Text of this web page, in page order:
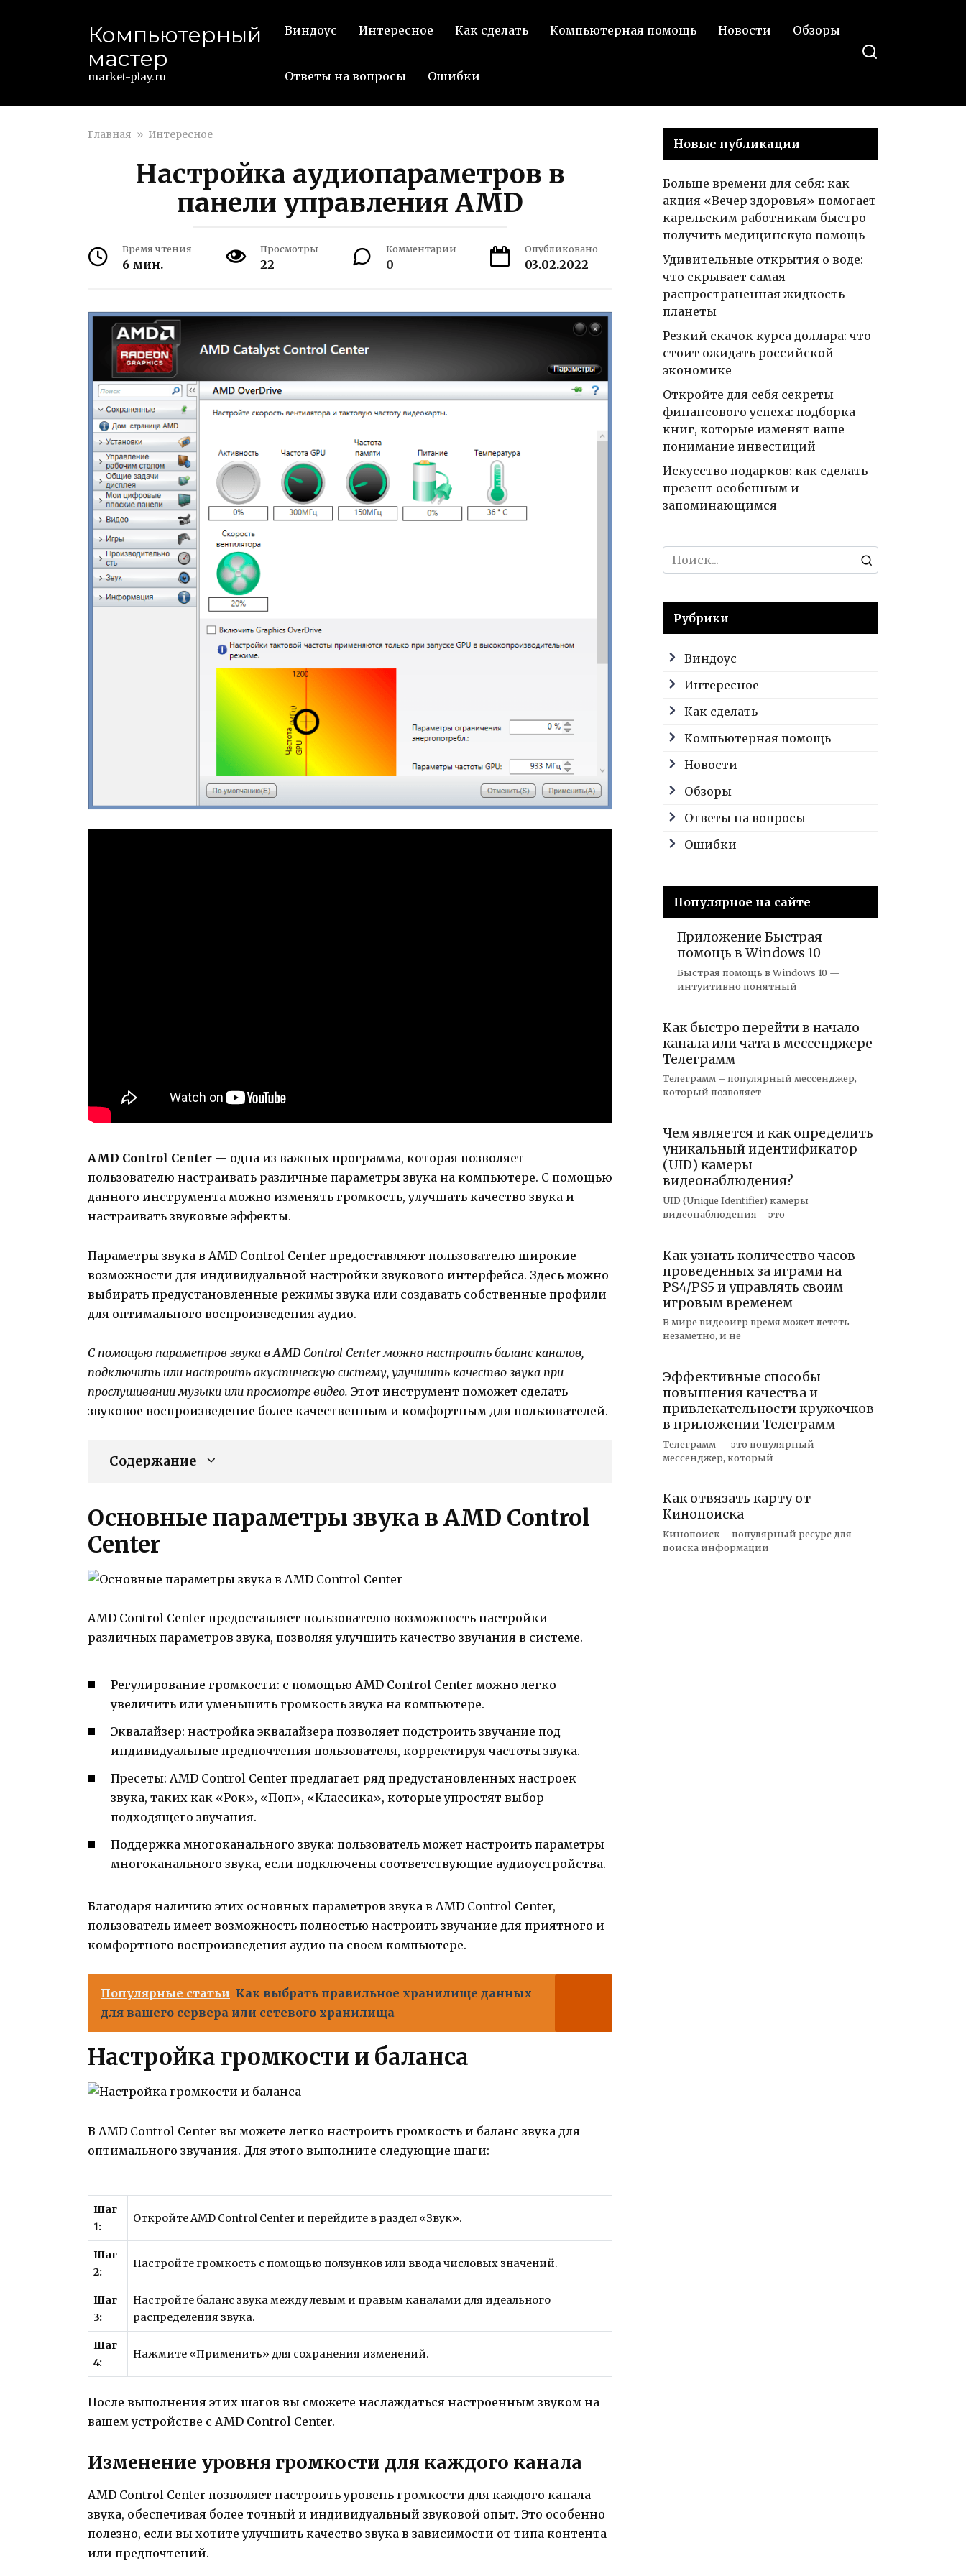
Компьютерный
мастер
market-play.ru
Виндоус Интересное Как сделать Компьютерная помощь Новости Обзоры
Ответы на вопросы Ошибки
Главная » Интересное
Настройка аудиопараметров в
панели управления AMD
Время чтения
6 мин.
Просмотры
22
Комментарии
0
Опубликовано
03.02.2022
AMD Control Center — одна из важных программа, которая позволяет
пользователю настраивать различные параметры звука на компьютере. С помощью
данного инструмента можно изменять громкость, улучшать качество звука и
настраивать звуковые эффекты.
Параметры звука в AMD Control Center предоставляют пользователю широкие
возможности для индивидуальной настройки звукового интерфейса. Здесь можно
выбирать предустановленные режимы звука или создавать собственные профили
для оптимального воспроизведения аудио.
С помощью параметров звука в AMD Control Center можно настроить баланс каналов,
подключить или настроить акустическую систему, улучшить качество звука при
прослушивании музыки или просмотре видео. Этот инструмент поможет сделать
звуковое воспроизведение более качественным и комфортным для пользователей.
Содержание
Основные параметры звука в AMD Control
Center
AMD Control Center предоставляет пользователю возможность настройки
различных параметров звука, позволяя улучшить качество звучания в системе.
Регулирование громкости: с помощью AMD Control Center можно легко
увеличить или уменьшить громкость звука на компьютере.
Эквалайзер: настройка эквалайзера позволяет подстроить звучание под
индивидуальные предпочтения пользователя, корректируя частоты звука.
Пресеты: AMD Control Center предлагает ряд предустановленных настроек
звука, таких как «Рок», «Поп», «Классика», которые упростят выбор
подходящего звучания.
Поддержка многоканального звука: пользователь может настроить параметры
многоканального звука, если подключены соответствующие аудиоустройства.
Благодаря наличию этих основных параметров звука в AMD Control Center,
пользователь имеет возможность полностью настроить звучание для приятного и
комфортного воспроизведения аудио на своем компьютере.
Популярные статьи Как выбрать правильное хранилище данных
для вашего сервера или сетевого хранилища
Настройка громкости и баланса
В AMD Control Center вы можете легко настроить громкость и баланс звука для
оптимального звучания. Для этого выполните следующие шаги:
Шаг
1:
Откройте AMD Control Center и перейдите в раздел «Звук».
Шаг
2:
Настройте громкость с помощью ползунков или ввода числовых значений.
Шаг
3:
Настройте баланс звука между левым и правым каналами для идеального
распределения звука.
Шаг
4:
Нажмите «Применить» для сохранения изменений.
После выполнения этих шагов вы сможете наслаждаться настроенным звуком на
вашем устройстве с AMD Control Center.
Изменение уровня громкости для каждого канала
AMD Control Center позволяет настроить уровень громкости для каждого канала
звука, обеспечивая более точный и индивидуальный звуковой опыт. Это особенно
полезно, если вы хотите улучшить качество звука в зависимости от типа контента
или предпочтений.
Новые публикации
Больше времени для себя: как
акция «Вечер здоровья» помогает
карельским работникам быстро
получить медицинскую помощь
Удивительные открытия о воде:
что скрывает самая
распространенная жидкость
планеты
Резкий скачок курса доллара: что
стоит ожидать российской
экономике
Откройте для себя секреты
финансового успеха: подборка
книг, которые изменят ваше
понимание инвестиций
Искусство подарков: как сделать
презент особенным и
запоминающимся
Search
for:
Рубрики
Виндоус
Интересное
Как сделать
Компьютерная помощь
Новости
Обзоры
Ответы на вопросы
Ошибки
Популярное на сайте
Приложение Быстрая
помощь в Windows 10
Быстрая помощь в Windows 10 —
интуитивно понятный
Как быстро перейти в начало
канала или чата в мессенджере
Телеграмм
Телеграмм – популярный мессенджер,
который позволяет
Чем является и как определить
уникальный идентификатор
(UID) камеры
видеонаблюдения?
UID (Unique Identifier) камеры
видеонаблюдения – это
Как узнать количество часов
проведенных за играми на
PS4/PS5 и управлять своим
игровым временем
В мире видеоигр время может лететь
незаметно, и не
Эффективные способы
повышения качества и
привлекательности кружочков
в приложении Телеграмм
Телеграмм — это популярный
мессенджер, который
Как отвязать карту от
Кинопоиска
Кинопоиск – популярный ресурс для
поиска информации